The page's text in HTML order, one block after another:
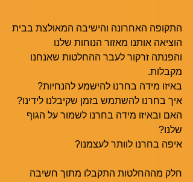
התקופה האחרונה והישיבה המאולצת בבית
הוציאה אותנו מאזור הנוחות שלנו
והפנתה זרקור לעבר ההחלטות שאנחנו
מקבלות.
באיזו מידה בחרנו להישמע להנחיות?
איך בחרנו להשתמש בזמן שקיבלנו לידינו?
האם ובאיזו מידה בחרנו לשמור על הגוף
שלנו?
איפה בחרנו לוותר לעצמנו?
חלק מההחלטות התקבלו מתוך חשיבה